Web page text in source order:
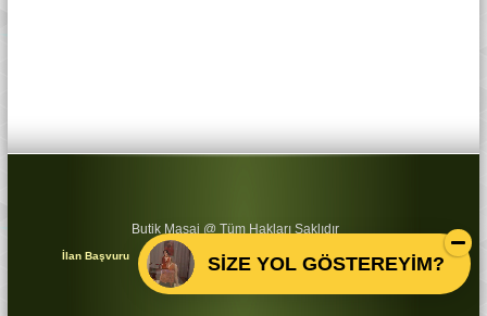
Butik Masaj @ Tüm Hakları Saklıdır
İlan Başvuru Yorumunuz Etik KVKK GDPR
Gizlilik
Koşullar
SİZE YOL GÖSTEREYİM?